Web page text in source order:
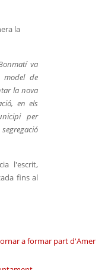
la
va
de
la nova
en els
per
l'escrit,
fins al
a formar part d'Amer